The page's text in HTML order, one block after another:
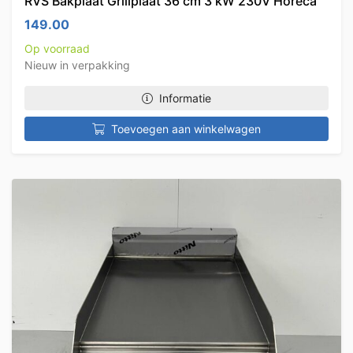
149.00
Op voorraad
Nieuw in verpakking
Informatie
Toevoegen aan winkelwagen